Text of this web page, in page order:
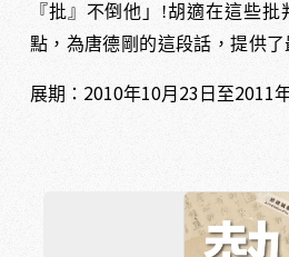
『批』不倒他」!胡適在這些
點，為唐德剛的這段話，提供了
展期： 2010年10月 23 日至2011